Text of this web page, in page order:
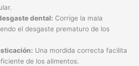
dental: Corrige la mala
el desgaste prematuro de los
Una mordida correcta facilita
de los alimentos.